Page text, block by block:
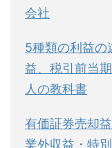
会社
5種類の利益の
益、税引前当
人の教科書
有価証券売却
業外収益・特